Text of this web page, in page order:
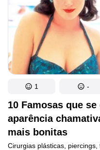
10 Famosas que
aparência
mais bonitas
Cirurgias plásticas,
1 -